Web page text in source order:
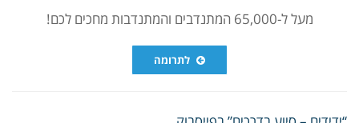
מעל ל-65,000 המתנדבים והמתנדבות מחכים לכם!
לתרומה